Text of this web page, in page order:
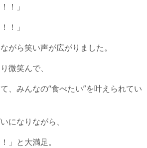
！」
！」
がら笑い声が広がりました。
微笑んで、
、みんなの“食べたい”を叶えられてい
になりながら、
」と大満足。